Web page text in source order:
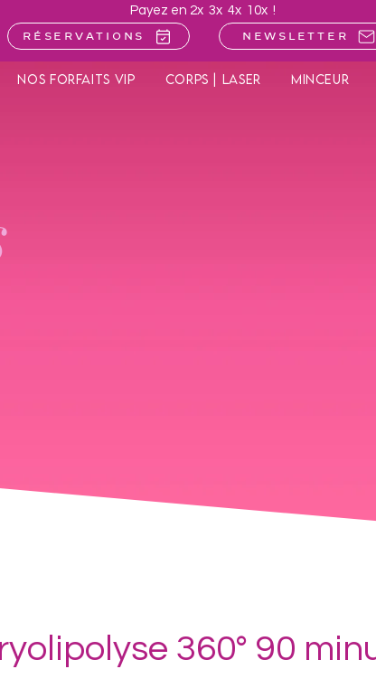
Payez en 2x 3x 4x 10x !
Réservations Newsletter
Nos forfaits VIP Corps | Laser Minceur
360° 90